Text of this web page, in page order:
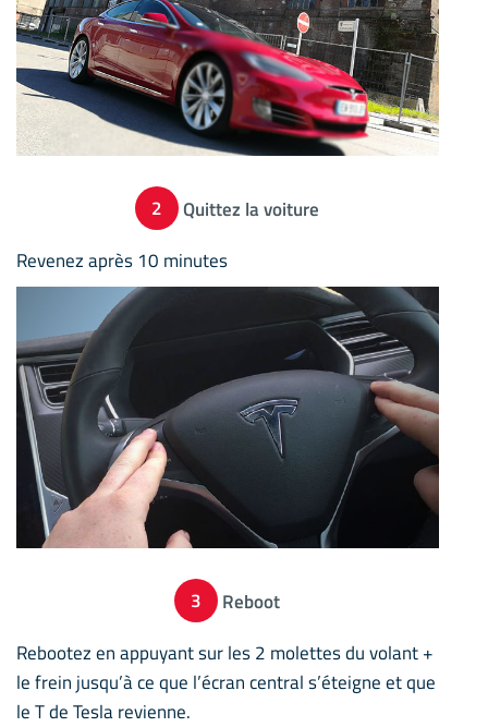
2
Quittez la voiture
Revenez après 10 minutes
3
Reboot
Rebootez en appuyant sur les 2 molettes du volant +
le frein jusqu’à ce que l’écran central s’éteigne et que
le T de Tesla revienne.